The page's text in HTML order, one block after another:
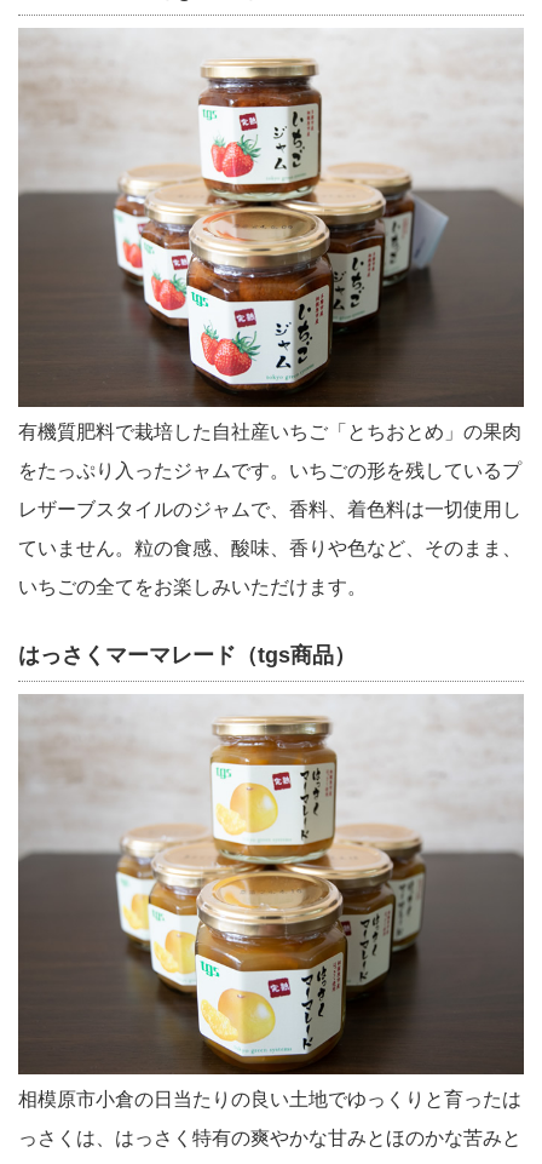
有機質肥料で栽培した自社産いちご「とちおとめ」の果肉
をたっぷり入ったジャムです。いちごの形を残しているプ
レザーブスタイルのジャムで、香料、着色料は一切使用し
ていません。粒の食感、酸味、香りや色など、そのまま、
いちごの全てをお楽しみいただけます。
はっさくマーマレード（tgs商品）
相模原市小倉の日当たりの良い土地でゆっくりと育ったは
っさくは、はっさく特有の爽やかな甘みとほのかな苦みと